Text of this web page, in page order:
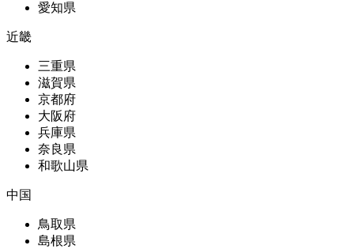
愛知県
近畿
三重県
滋賀県
京都府
大阪府
兵庫県
奈良県
和歌山県
中国
鳥取県
島根県